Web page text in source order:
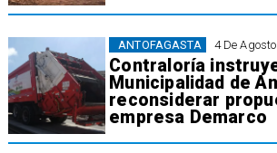
4 De
Contraloría
Municipalidad de
reconsiderar
empresa Demarco
ANTOFAGASTA